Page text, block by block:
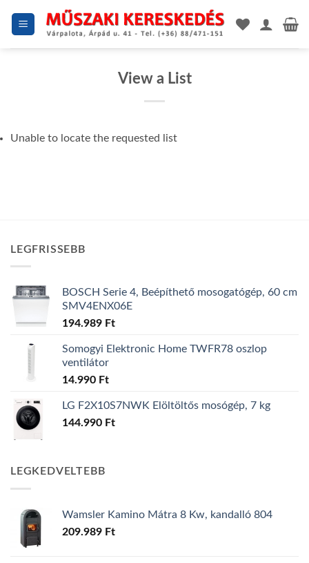
View a List
Unable to locate the requested list
LEGFRISSEBB
BOSCH Serie 4, Beépíthető mosogatógép, 60 cm
SMV4ENX06E
194.989 Ft
Somogyi Elektronic Home TWFR78 oszlop
ventilátor
14.990 Ft
LG F2X10S7NWK Elöltöltős mosógép, 7 kg
144.990 Ft
LEGKEDVELTEBB
Wamsler Kamino Mátra 8 Kw, kandalló 804
209.989 Ft